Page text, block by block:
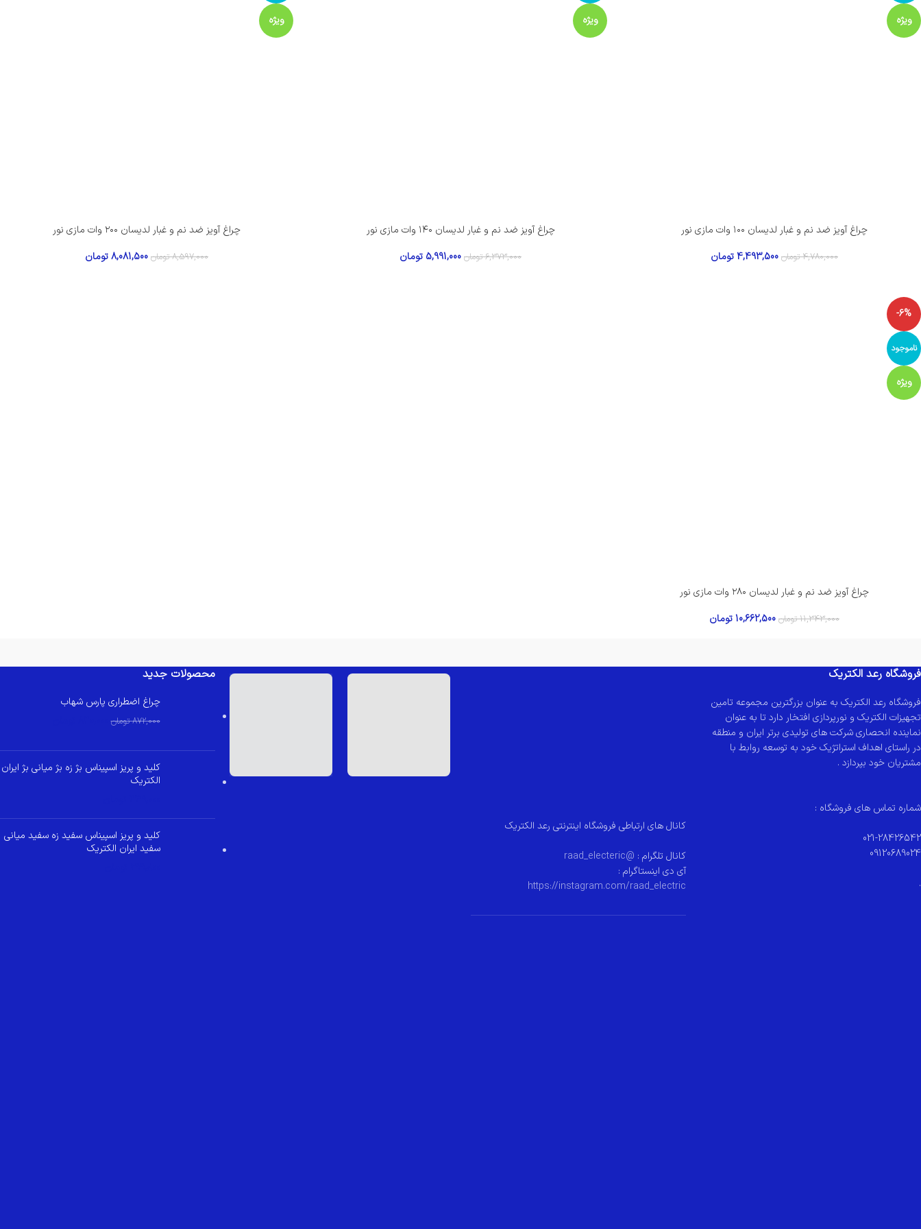
ویژه
چراغ آویز ضد نم و غبار لدیسان ۱۰۰ وات مازی نور
4,780,000 تومان 4,493,500تومان
ویژه
چراغ آویز ضد نم و غبار لدیسان ۱۴۰ وات مازی نور
6,373,000 تومان 5,991,000 تومان
ویژه
چراغ آویز ضد نم و غبار لدیسان ۲۰۰ وات مازی نور
8,597,000 تومان 8,081,500تومان
-6%
ناموجود
ویژه
چراغ آویز ضد نم و غبار لدیسان ۲۸۰ وات مازی نور
11,343,000 تومان 10,662,500تومان
فروشگاه رعد الکتریک
فروشگاه رعد الکتریک به عنوان بزرگترین مجموعه تامین
تجهیزات الکتریک و نورپردازی افتخار دارد تا به عنوان
نماینده انحصاری شرکت های تولیدی برتر ایران و منطقه
در راستای اهداف استراتژیک خود به توسعه روابط با
مشتریان خود بپردازد .
شماره تماس های فروشگاه :
021-28426542
09120689024
.
کانال های ارتباطی فروشگاه اینترنتی رعد الکتریک
کانال تلگرام : @raad_electeric
آی دی اینستاگرام :
https://instagram.com/raad_electric
محصولات جدید
چراغ اضطراری پارس شهاب
872,000 تومان
کلید و پریز اسپیناس بژ زه بژ میانی بژ ایران
الکتریک
کلید و پریز اسپیناس سفید زه سفید میانی
سفید ایران الکتریک